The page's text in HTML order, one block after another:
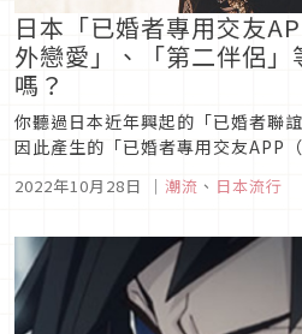
日本「已婚者專用交友
外戀愛」、「第二伴侶
嗎？
你聽過日本近年興起的「已婚者聯
因此產生的「已婚者專用交友APP
ス）》說這是「新時代的戀愛模式
不倫？「婚外戀愛」和「第二...
2022年10月28日 ｜ 潮流 、 日本流行